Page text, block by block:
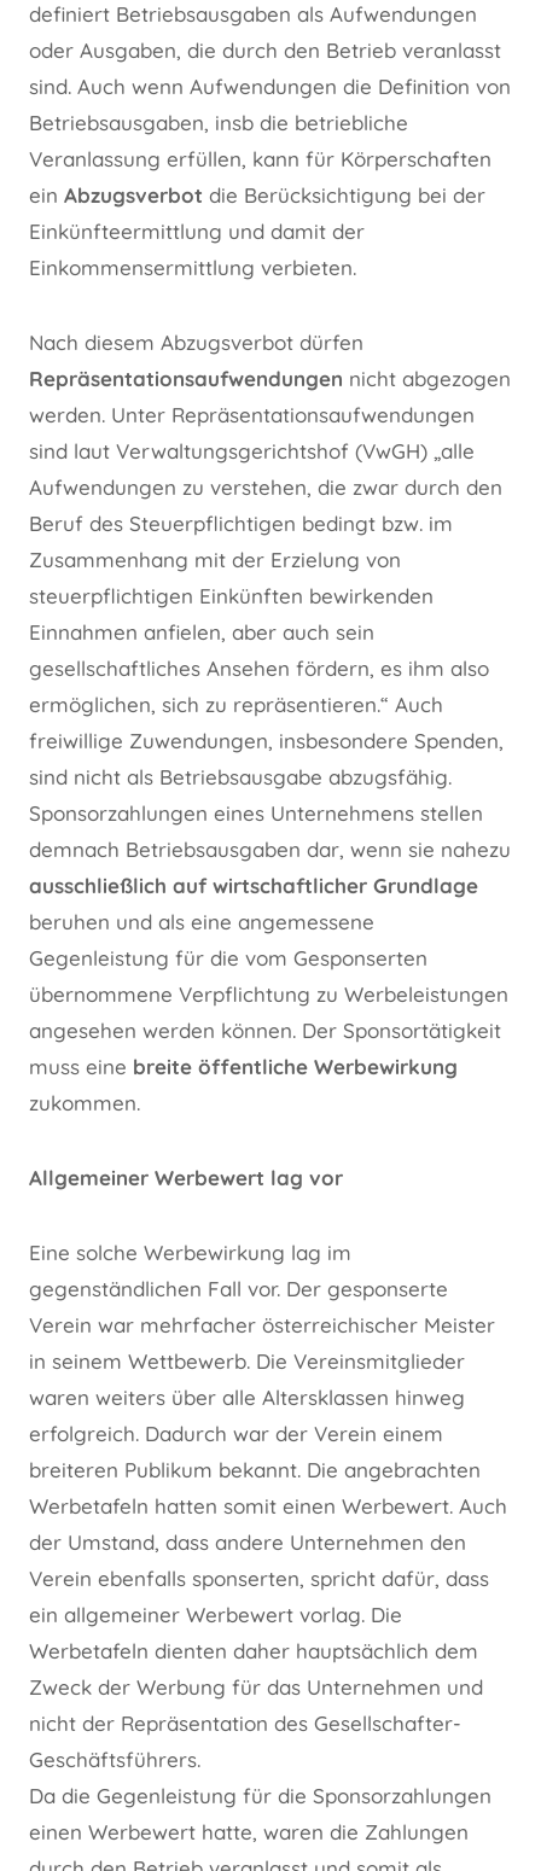
definiert Betriebsausgaben als Aufwendungen
oder Ausgaben, die durch den Betrieb veranlasst
sind. Auch wenn Aufwendungen die Definition von
Betriebsausgaben, insb die betriebliche
Veranlassung erfüllen, kann für Körperschaften
ein Abzugsverbot die Berücksichtigung bei der
Einkünfteermittlung und damit der
Einkommensermittlung verbieten.
Nach diesem Abzugsverbot dürfen
Repräsentationsaufwendungen nicht abgezogen
werden. Unter Repräsentationsaufwendungen
sind laut Verwaltungsgerichtshof (VwGH) „alle
Aufwendungen zu verstehen, die zwar durch den
Beruf des Steuerpflichtigen bedingt bzw. im
Zusammenhang mit der Erzielung von
steuerpflichtigen Einkünften bewirkenden
Einnahmen anfielen, aber auch sein
gesellschaftliches Ansehen fördern, es ihm also
ermöglichen, sich zu repräsentieren.“ Auch
freiwillige Zuwendungen, insbesondere Spenden,
sind nicht als Betriebsausgabe abzugsfähig.
Sponsorzahlungen eines Unternehmens stellen
demnach Betriebsausgaben dar, wenn sie nahezu
ausschließlich auf wirtschaftlicher Grundlage
beruhen und als eine angemessene
Gegenleistung für die vom Gesponserten
übernommene Verpflichtung zu Werbeleistungen
angesehen werden können. Der Sponsortätigkeit
muss eine breite öffentliche Werbewirkung
zukommen.
Allgemeiner Werbewert lag vor
Eine solche Werbewirkung lag im
gegenständlichen Fall vor. Der gesponserte
Verein war mehrfacher österreichischer Meister
in seinem Wettbewerb. Die Vereinsmitglieder
waren weiters über alle Altersklassen hinweg
erfolgreich. Dadurch war der Verein einem
breiteren Publikum bekannt. Die angebrachten
Werbetafeln hatten somit einen Werbewert. Auch
der Umstand, dass andere Unternehmen den
Verein ebenfalls sponserten, spricht dafür, dass
ein allgemeiner Werbewert vorlag. Die
Werbetafeln dienten daher hauptsächlich dem
Zweck der Werbung für das Unternehmen und
nicht der Repräsentation des Gesellschafter-
Geschäftsführers.
Da die Gegenleistung für die Sponsorzahlungen
einen Werbewert hatte, waren die Zahlungen